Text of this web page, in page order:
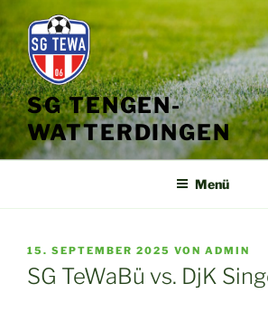
Inhalt
springen
SG TENGEN-
WATTERDINGEN
Menü
VERÖFFENTLICHT
AM
15. SEPTEMBER 2025 VON ADMIN
SG TeWaBü vs. DjK